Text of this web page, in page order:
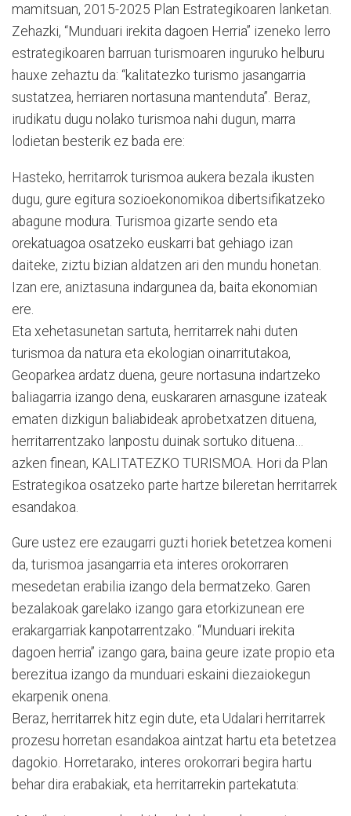
mamitsuan, 2015-2025 Plan Estrategikoaren lanketan.
Zehazki, “Munduari irekita dagoen Herria” izeneko lerro
estrategikoaren barruan turismoaren inguruko helburu
hauxe zehaztu da: “kalitatezko turismo jasangarria
sustatzea, herriaren nortasuna mantenduta”. Beraz,
irudikatu dugu nolako turismoa nahi dugun, marra
lodietan besterik ez bada ere:
Hasteko, herritarrok turismoa aukera bezala ikusten
dugu, gure egitura sozioekonomikoa dibertsifikatzeko
abagune modura. Turismoa gizarte sendo eta
orekatuagoa osatzeko euskarri bat gehiago izan
daiteke, ziztu bizian aldatzen ari den mundu honetan.
Izan ere, aniztasuna indargunea da, baita ekonomian
ere.
Eta xehetasunetan sartuta, herritarrek nahi duten
turismoa da natura eta ekologian oinarritutakoa,
Geoparkea ardatz duena, geure nortasuna indartzeko
baliagarria izango dena, euskararen arnasgune izateak
ematen dizkigun baliabideak aprobetxatzen dituena,
herritarrentzako lanpostu duinak sortuko dituena…
azken finean, KALITATEZKO TURISMOA. Hori da Plan
Estrategikoa osatzeko parte hartze bileretan herritarrek
esandakoa.
Gure ustez ere ezaugarri guzti horiek betetzea komeni
da, turismoa jasangarria eta interes orokorraren
mesedetan erabilia izango dela bermatzeko. Garen
bezalakoak garelako izango gara etorkizunean ere
erakargarriak kanpotarrentzako. “Munduari irekita
dagoen herria” izango gara, baina geure izate propio eta
berezitua izango da munduari eskaini diezaiokegun
ekarpenik onena.
Beraz, herritarrek hitz egin dute, eta Udalari herritarrek
prozesu horretan esandakoa aintzat hartu eta betetzea
dagokio. Horretarako, interes orokorrari begira hartu
behar dira erabakiak, eta herritarrekin partekatuta: